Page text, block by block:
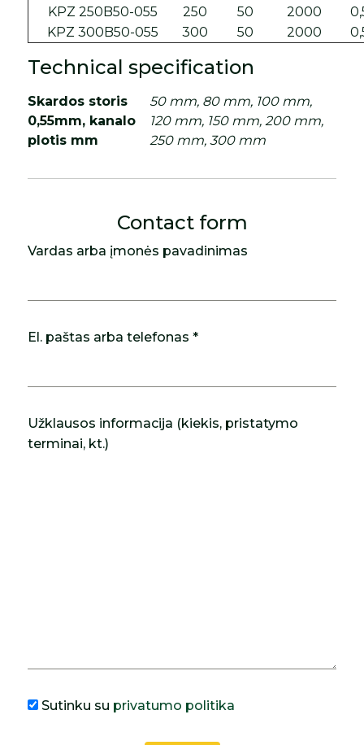
KPZ 250B50-055
250 50 2000
KPZ 300B50-055
300 50 2000
Technical specification
Skardos storis
0,55mm, kanalo
plotis mm
50 mm, 80 mm, 100 mm,
120 mm, 150 mm, 200 mm,
250 mm, 300 mm
Contact form
Vardas arba įmonės pavadinimas
El. paštas arba telefonas *
Užklausos informacija (kiekis, pristatymo
terminai, kt.)
Sutinku su privatumo politika